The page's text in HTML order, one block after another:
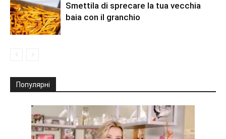
Smettila di sprecare la tua vecchia
baia con il granchio
Популярні